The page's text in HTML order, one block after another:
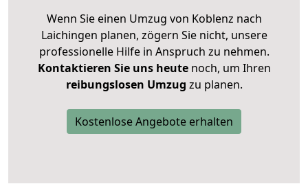
Wenn Sie einen Umzug von Koblenz nach
Laichingen planen, zögern Sie nicht, unsere
professionelle Hilfe in Anspruch zu nehmen.
Kontaktieren Sie uns heutenoch, um Ihren
reibungslosen Umzug zu planen.
Kostenlose Angebote erhalten